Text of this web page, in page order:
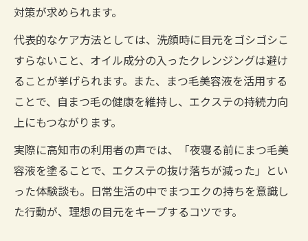
対策が求められます。
代表的なケア方法としては、洗顔時に目元をゴシゴシこ
すらないこと、オイル成分の入ったクレンジングは避け
ることが挙げられます。また、まつ毛美容液を活用する
ことで、自まつ毛の健康を維持し、エクステの持続力向
上にもつながります。
実際に高知市の利用者の声では、「夜寝る前にまつ毛美
容液を塗ることで、エクステの抜け落ちが減った」とい
った体験談も。日常生活の中でまつエクの持ちを意識し
た行動が、理想の目元をキープするコツです。